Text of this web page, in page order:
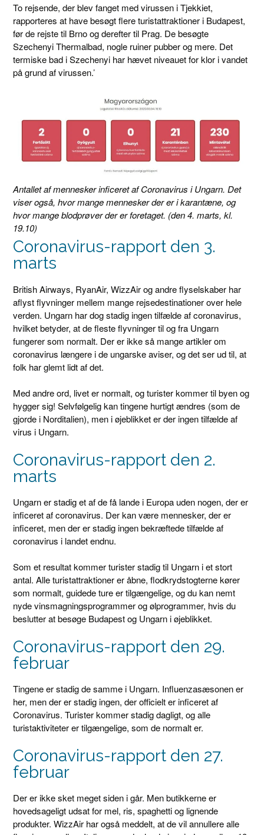
To rejsende, der blev fanget med virussen i Tjekkiet,
rapporteres at have besøgt flere turistattraktioner i Budapest,
før de rejste til Brno og derefter til Prag. De besøgte
Szechenyi Thermalbad, nogle ruiner pubber og mere. Det
termiske bad i Szechenyi har hævet niveauet for klor i vandet
på grund af virussen.’
Antallet af mennesker inficeret af Coronavirus i Ungarn. Det
viser også, hvor mange mennesker der er i karantæne, og
hvor mange blodprøver der er foretaget. (den 4. marts, kl.
19.10)
Coronavirus-rapport den 3.
marts
British Airways, RyanAir, WizzAir og andre flyselskaber har
aflyst flyvninger mellem mange rejsedestinationer over hele
verden. Ungarn har dog stadig ingen tilfælde af coronavirus,
hvilket betyder, at de fleste flyvninger til og fra Ungarn
fungerer som normalt. Der er ikke så mange artikler om
coronavirus længere i de ungarske aviser, og det ser ud til, at
folk har glemt lidt af det.
Med andre ord, livet er normalt, og turister kommer til byen og
hygger sig! Selvfølgelig kan tingene hurtigt ændres (som de
gjorde i Norditalien), men i øjeblikket er der ingen tilfælde af
virus i Ungarn.
Coronavirus-rapport den 2.
marts
Ungarn er stadig et af de få lande i Europa uden nogen, der er
inficeret af coronavirus. Der kan være mennesker, der er
inficeret, men der er stadig ingen bekræftede tilfælde af
coronavirus i landet endnu.
Som et resultat kommer turister stadig til Ungarn i et stort
antal. Alle turistattraktioner er åbne, flodkrydstogterne kører
som normalt, guidede ture er tilgængelige, og du kan nemt
nyde vinsmagningsprogrammer og ølprogrammer, hvis du
beslutter at besøge Budapest og Ungarn i øjeblikket.
Coronavirus-rapport den 29.
februar
Tingene er stadig de samme i Ungarn. Influenzasæsonen er
her, men der er stadig ingen, der officielt er inficeret af
Coronavirus. Turister kommer stadig dagligt, og alle
turistaktiviteter er tilgængelige, som de normalt er.
Coronavirus-rapport den 27.
februar
Der er ikke sket meget siden i går. Men butikkerne er
hovedsageligt udsat for mel, ris, spaghetti og lignende
produkter. WizzAir har også meddelt, at de vil annullere alle